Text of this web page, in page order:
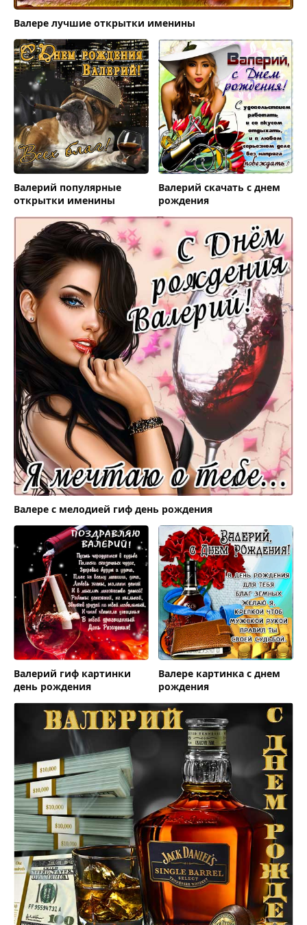
Валере лучшие открытки именины
Валерий популярные
открытки именины
Валерий скачать с днем
рождения
Валере с мелодией гиф день рождения
Валерий гиф картинки
день рождения
Валере картинка с днем
рождения